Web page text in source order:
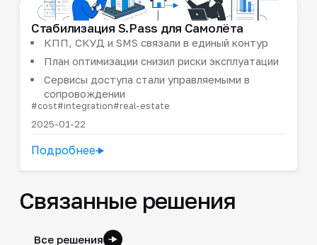
Стабилизация S.Pass для Самолёта
КПП, СКУД и SMS связали в единый контур
План оптимизации снизил риски эксплуатации
Сервисы доступа стали управляемыми в
сопровождении
#cost#integration#real-estate
2025-01-22
Подробнее
Связанные решения
Все решения